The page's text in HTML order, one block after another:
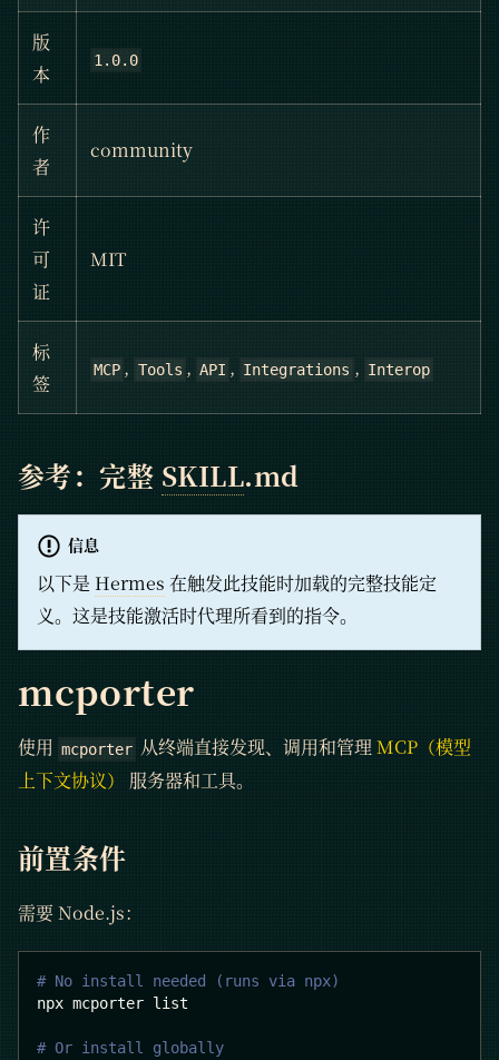
版
本
1.0.0
作
者
community
许
可
证
MIT
标
签
MCP , Tools , API , Integrations , Interop
参考：完整 SKILL.md
信息
以下是 Hermes 在触发此技能时加载的完整技能定
义。这是技能激活时代理所看到的指令。
mcporter
使用 mcporter 从终端直接发现、调用和管理MCP（模型
上下文协议）
服务器和工具。
前置条件
需要 Node.js：
# No install needed (runs via npx)
npx mcporter list
# Or install globally